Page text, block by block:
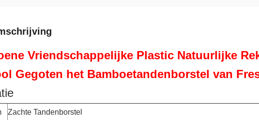
Vriendschappelijke Plastic Natuurlijke
Gegoten het Bamboetandenborstel van
Zachte Tandenborstel